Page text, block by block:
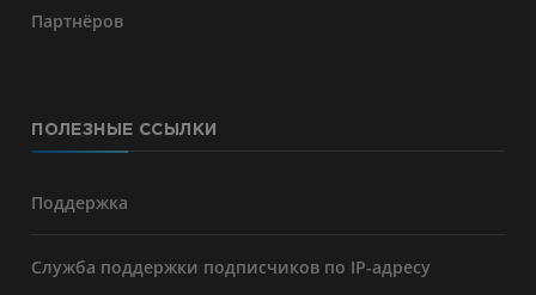
Партнёров
ПОЛЕЗНЫЕ ССЫЛКИ
Поддержка
Служба поддержки подписчиков по IP-адресу